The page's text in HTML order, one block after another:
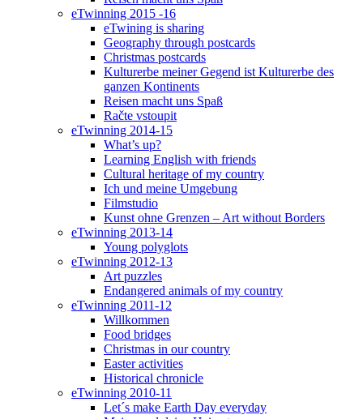
eTwinning 2015 -16
eTwining is sharing
Geography through postcards
Christmas postcards
Kulturerbe meiner Gegend ist Kulturerbe des
ganzen Kontinents
Reisen macht uns Spaß
Račte vstoupit
eTwinning 2014-15
What’s up?
Learning English with friends
Cultural heritage of my country
Ich und meine Umgebung
Filmstudio
Kunst ohne Grenzen – Art without Borders
eTwinning 2013-14
Young polyglots
eTwinning 2012-13
Art puzzles
Endangered animals of my country
eTwinning 2011-12
Willkommen
Food bridges
Christmas in our country
Easter activities
Historical chronicle
eTwinning 2010-11
Let´s make Earth Day everyday